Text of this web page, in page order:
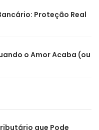
Proteção Real
o Amor Acaba (ou
que Pode